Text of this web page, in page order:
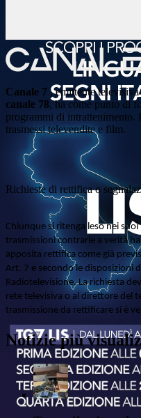
Canale 7 , emittente
canale 78, ha come punto di
programmi di intrattenimento.
trasmessi televendite e film.
Richieste di rettifica o
Chiunque si ritenga leso nei
trasmissioni contrarie a verità
apposita rettifica come già
Art. 7 e secondo le disposizioni
Radiotelevisione. La richiesta
rete televisiva o al direttore del
trasmissione da rettificare si è
Notizie più